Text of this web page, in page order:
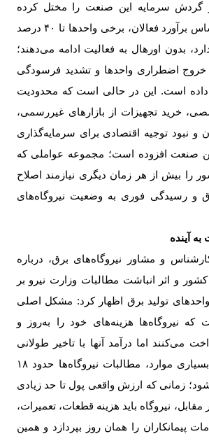
گردش سرمایه این صنعت را مختل کرده
برآورد فعالان، برخی واحدها تا ۴۰ درصد
بدون اورهال به فعالیت ادامه می‌دهند؛
اضطراری واحدها و تشدید فرسودگی
داده است. این در حالی است که محدودیت
خرید تجهیزات از بازارهای غیررسمی،
و نبود توجیه اقتصادی برای سرمایه‌گذاری
صنعت افزوده است؛ مجموعه عواملی که
را بیش از هر زمان دیگری نیازمند اصلاح
و رسیدگی فوری به وضعیت نیروگاه‌های
به آینده
و مشاور نیروگاه‌های برق، درباره
و اثر انباشت مطالبات وزارت نیرو بر
تولید برق اظهار کرد: مشکل اصلی
نیروگاه‌ها هزینه‌های خود را به‌روز و
می‌کنند اما درآمد آنها با تاخیر طولانی
موارد، مطالبات نیروگاه‌ها حدود ۱۸
زمانی که ارزش واقعی پول تا حد زیادی
نیروگاه باید هزینه قطعات، تعمیرات،
پیمانکاران را همان روز بپردازد و همین